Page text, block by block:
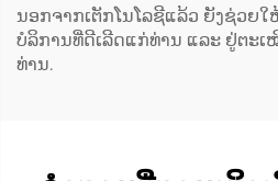
ນອກຈາກເຕັກໂນໂລຊີແລ້ວ ຍັງຊ່ວຍ
ບໍລິການທີ່ດີເລີດແກ່ທ່ານ ແລະ ຢູ່ຕະ
ທ່ານ.